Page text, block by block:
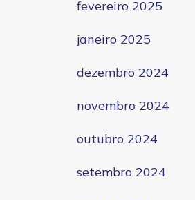
fevereiro 2025
janeiro 2025
dezembro 2024
novembro 2024
outubro 2024
setembro 2024